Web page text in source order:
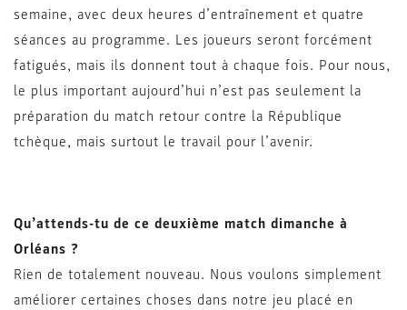
semaine, avec deux heures d’entraînement et quatre
séances au programme. Les joueurs seront forcément
fatigués, mais ils donnent tout à chaque fois. Pour nous,
le plus important aujourd’hui n’est pas seulement la
préparation du match retour contre la République
tchèque, mais surtout le travail pour l’avenir.
Qu’attends-tu de ce deuxième match dimanche à
Orléans ?
Rien de totalement nouveau. Nous voulons simplement
améliorer certaines choses dans notre jeu placé en